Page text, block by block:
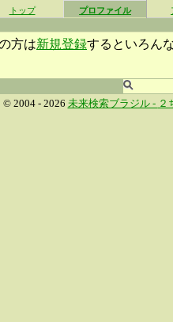
トップ プロファイル
方は新規登録するといろん
© 2004 - 2026 未来検索ブラジル - ２